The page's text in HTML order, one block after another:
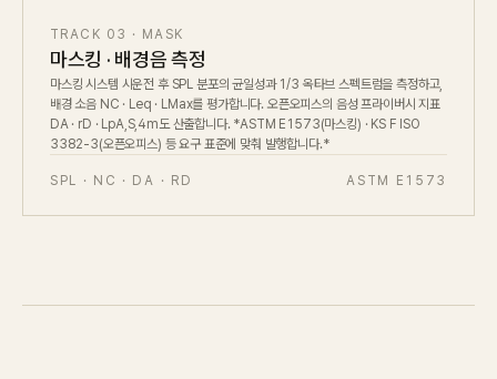
TRACK 03 · MASK
마스킹 · 배경음 측정
마스킹 시스템 시운전 후 SPL 분포의 균일성과 1/3 옥타브 스펙트럼을 측정하고,
배경 소음 NC · Leq · LMax를 평가합니다. 오픈오피스의 음성 프라이버시 지표
DA · rD · LpA,S,4m도 산출합니다. *ASTM E1573(마스킹) · KS F ISO
3382-3(오픈오피스) 등 요구 표준에 맞춰 발행합니다.*
SPL · NC · DA · RD ASTM E1573